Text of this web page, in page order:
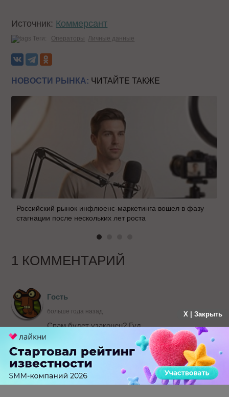
Источник: Коммерсант
Теги: Операторы Личные данные
НОВОСТИ РЫНКА: ЧИТАЙТЕ ТАКЖЕ
Российский рынок инфлюенс-маркетинга вошел в фазу
стагнации после нескольких лет роста
1 КОММЕНТАРИЙ
Гость
больше года назад
Спам будет узаконен? Гуд.
Да начнётся срач с операторами на тему -
какого х..я мой номер попал в спам базу? там
вы сами разрешили спамить! Где я разрешал
спамить? Опс простите система глюканула
м..ак.
X | Закрыть